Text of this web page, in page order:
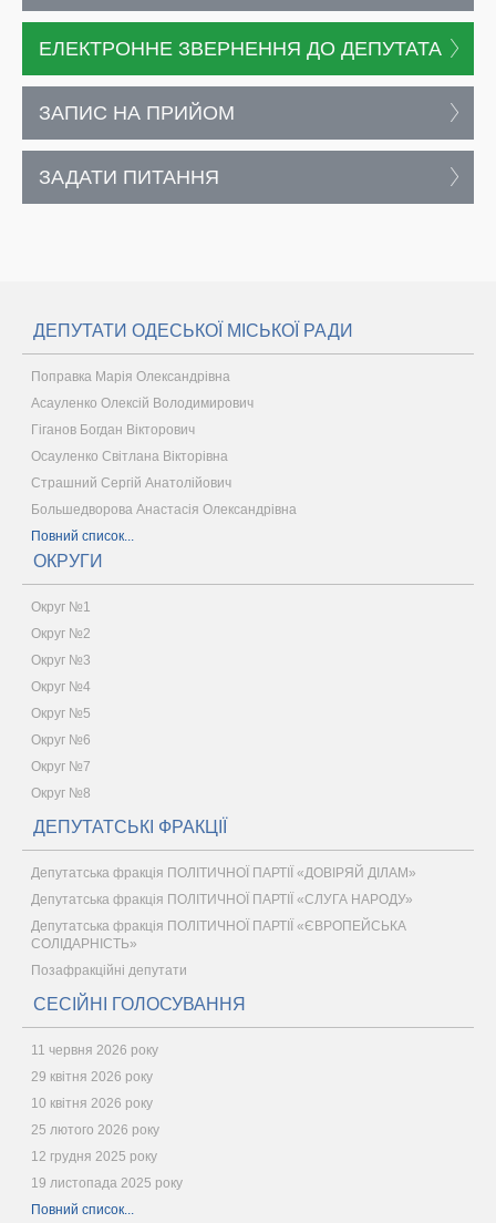
ЕЛЕКТРОННЕ ЗВЕРНЕННЯ ДО ДЕПУТАТА
ЗАПИС НА ПРИЙОМ
ЗАДАТИ ПИТАННЯ
ДЕПУТАТИ ОДЕСЬКОЇ МІСЬКОЇ РАДИ
Поправка Марія Олександрівна
Асауленко Олексій Володимирович
Гіганов Богдан Вікторович
Осауленко Світлана Вікторівна
Страшний Сергій Анатолійович
Большедворова Анастасія Олександрівна
Повний список...
ОКРУГИ
Округ №1
Округ №2
Округ №3
Округ №4
Округ №5
Округ №6
Округ №7
Округ №8
ДЕПУТАТСЬКІ ФРАКЦІЇ
Депутатська фракція ПОЛІТИЧНОЇ ПАРТІЇ «ДОВІРЯЙ ДІЛАМ»
Депутатська фракція ПОЛІТИЧНОЇ ПАРТІЇ «СЛУГА НАРОДУ»
Депутатська фракція ПОЛІТИЧНОЇ ПАРТІЇ «ЄВРОПЕЙСЬКА
СОЛІДАРНІСТЬ»
Позафракційні депутати
СЕСІЙНІ ГОЛОСУВАННЯ
11 червня 2026 року
29 квітня 2026 року
10 квітня 2026 року
25 лютого 2026 року
12 грудня 2025 року
19 листопада 2025 року
Повний список...